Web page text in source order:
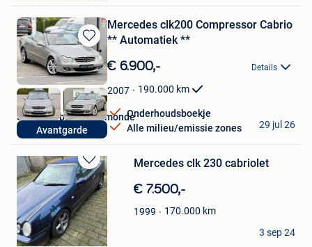
Bewaren
in
Mijn
Favorieten
Avantgarde
Mercedes clk200 Compressor Cabrio
** Automatiek **
€ 6.900,- Details
2007 190.000 km
Onderhoudsboekje
Alle milieu/emissie zones
S-Cars Bvba Dendermonde
Dendermonde
29 jul 26
Bewaren
in
Mijn
Favorieten
Mercedes clk 230 cabriolet
€ 7.500,-
1999 170.000 km
invincible
Kasterlee
3 sep 24